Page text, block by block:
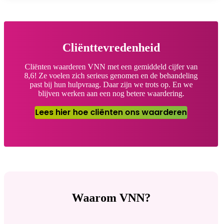
Cliënttevredenheid
Cliënten waarderen VNN met een gemiddeld cijfer van
8,6! Ze voelen zich serieus genomen en de behandeling
past bij hun hulpvraag. Daar zijn we trots op. En we
blijven werken aan een nog betere waardering.
Lees hier hoe cliënten ons waarderen
Waarom VNN?